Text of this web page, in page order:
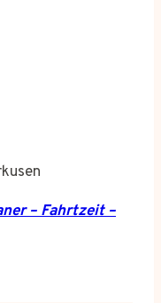
– Fahrtzeit –